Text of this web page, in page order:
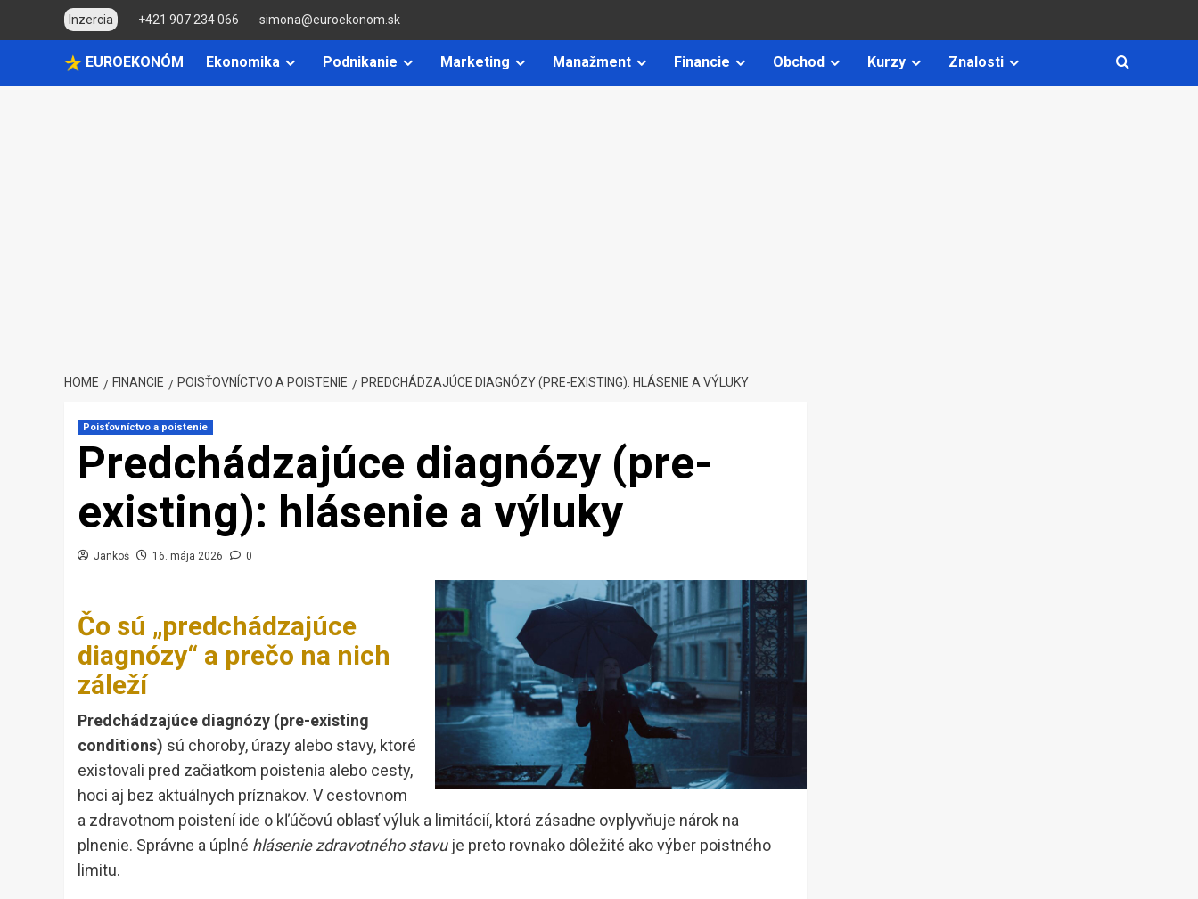
Inzercia +421 907 234 066 simona@euroekonom.sk
EUROEKONÓM Ekonomika Podnikanie Marketing Manažment Financie Obchod Kurzy Znalosti
HOME FINANCIE POISŤOVNÍCTVO A POISTENIE PREDCHÁDZAJÚCE DIAGNÓZY (PRE-EXISTING): HLÁSENIE A VÝLUKY
Poisťovníctvo a poistenie
Predchádzajúce diagnózy (pre-
existing): hlásenie a výluky
Jankoš 16. mája 2026 0
Čo sú „predchádzajúce
diagnózy“ a prečo na nich
záleží
Predchádzajúce diagnózy (pre-existing
conditions) sú choroby, úrazy alebo stavy, ktoré
existovali pred začiatkom poistenia alebo cesty,
hoci aj bez aktuálnych príznakov. V cestovnom
a zdravotnom poistení ide o kľúčovú oblasť výluk a limitácií, ktorá zásadne ovplyvňuje nárok na
plnenie. Správne a úplné hlásenie zdravotného stavuje preto rovnako dôležité ako výber poistného
limitu.